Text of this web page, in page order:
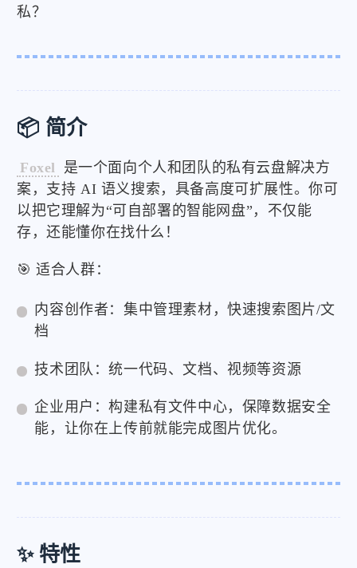
私？
📦 简介
Foxel 是一个面向个人和团队的私有云盘解决方
案，支持 AI 语义搜索，具备高度可扩展性。你可
以把它理解为“可自部署的智能网盘”，不仅能
存，还能懂你在找什么！
🎯 适合人群：
内容创作者：集中管理素材，快速搜索图片/文
档
技术团队：统一代码、文档、视频等资源
企业用户：构建私有文件中心，保障数据安全
能，让你在上传前就能完成图片优化。
✨ 特性